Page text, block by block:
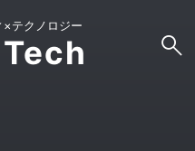
テクノロジー